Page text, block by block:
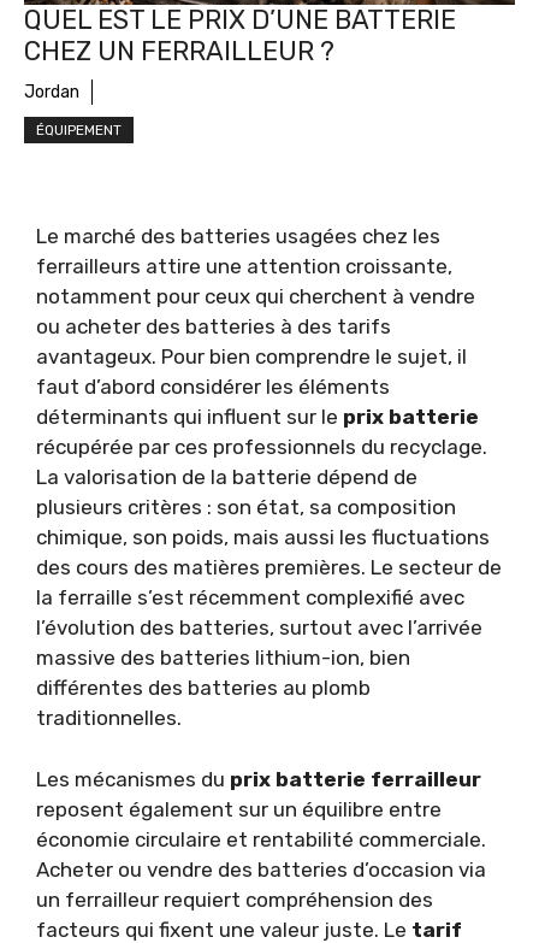
QUEL EST LE PRIX D’UNE BATTERIE
CHEZ UN FERRAILLEUR ?
Jordan
ÉQUIPEMENT
Le marché des batteries usagées chez les
ferrailleurs attire une attention croissante,
notamment pour ceux qui cherchent à vendre
ou acheter des batteries à des tarifs
avantageux. Pour bien comprendre le sujet, il
faut d’abord considérer les éléments
déterminants qui influent sur le prix batterie
récupérée par ces professionnels du recyclage.
La valorisation de la batterie dépend de
plusieurs critères : son état, sa composition
chimique, son poids, mais aussi les fluctuations
des cours des matières premières. Le secteur de
la ferraille s’est récemment complexifié avec
l’évolution des batteries, surtout avec l’arrivée
massive des batteries lithium-ion, bien
différentes des batteries au plomb
traditionnelles.
Les mécanismes du prix batterie ferrailleur
reposent également sur un équilibre entre
économie circulaire et rentabilité commerciale.
Acheter ou vendre des batteries d’occasion via
un ferrailleur requiert compréhension des
facteurs qui fixent une valeur juste. Le tarif